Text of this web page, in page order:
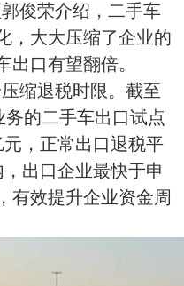
俊荣介绍，二手车
，大大压缩了企业的
出口有望翻倍。
缩退税时限。截至
的二手车出口试点
，正常出口退税平
出口企业最快于申
有效提升企业资金周